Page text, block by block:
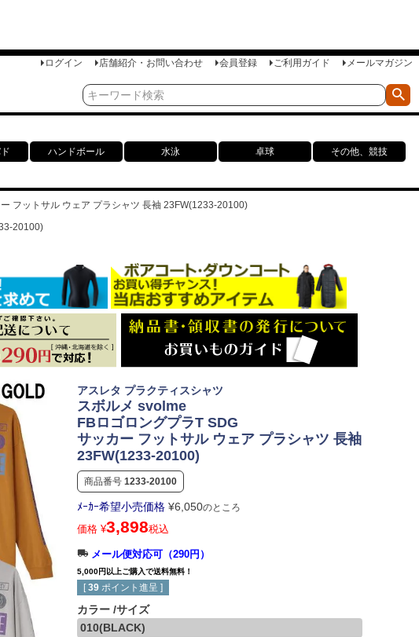
ログイン 店舗紹介・お問い合わせ 会員登録 ご利用ガイド メールマガジン
ハンドボール 水泳 卓球
その他、競技
フットサル ウェア プラシャツ 長袖 23FW(1233-20100)
20100)
アスレタ プラクティスシャツ
スボルメ svolme
FBロゴロングプラT SDG
サッカー フットサル ウェア プラシャツ 長袖
23FW(1233-20100)
商品番号 1233-20100
ﾒｰｶｰ希望小売価格 ¥6,050のところ
価格 ¥3,898税込
メール便対応可（290円）
5,000円以上ご購入で送料無料！
[ 39 ポイント進呈 ]
カラー サイズ
010(BLACK)